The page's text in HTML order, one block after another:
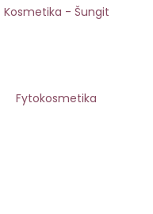
Kosmetika - Šungit
Fytokosmetika